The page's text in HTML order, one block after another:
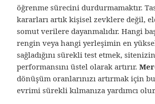
öğrenme sürecini durdurmamaktır.
kararları artık kişisel zevklere değil,
somut verilere dayanmalıdır. Hangi
rengin veya hangi yerleşimin en
sağladığını sürekli test etmek, sitenizin
performansını üstel olarak artırır.
dönüşüm oranlarınızı artırmak için
evrimi sürekli kılmanıza yardımcı